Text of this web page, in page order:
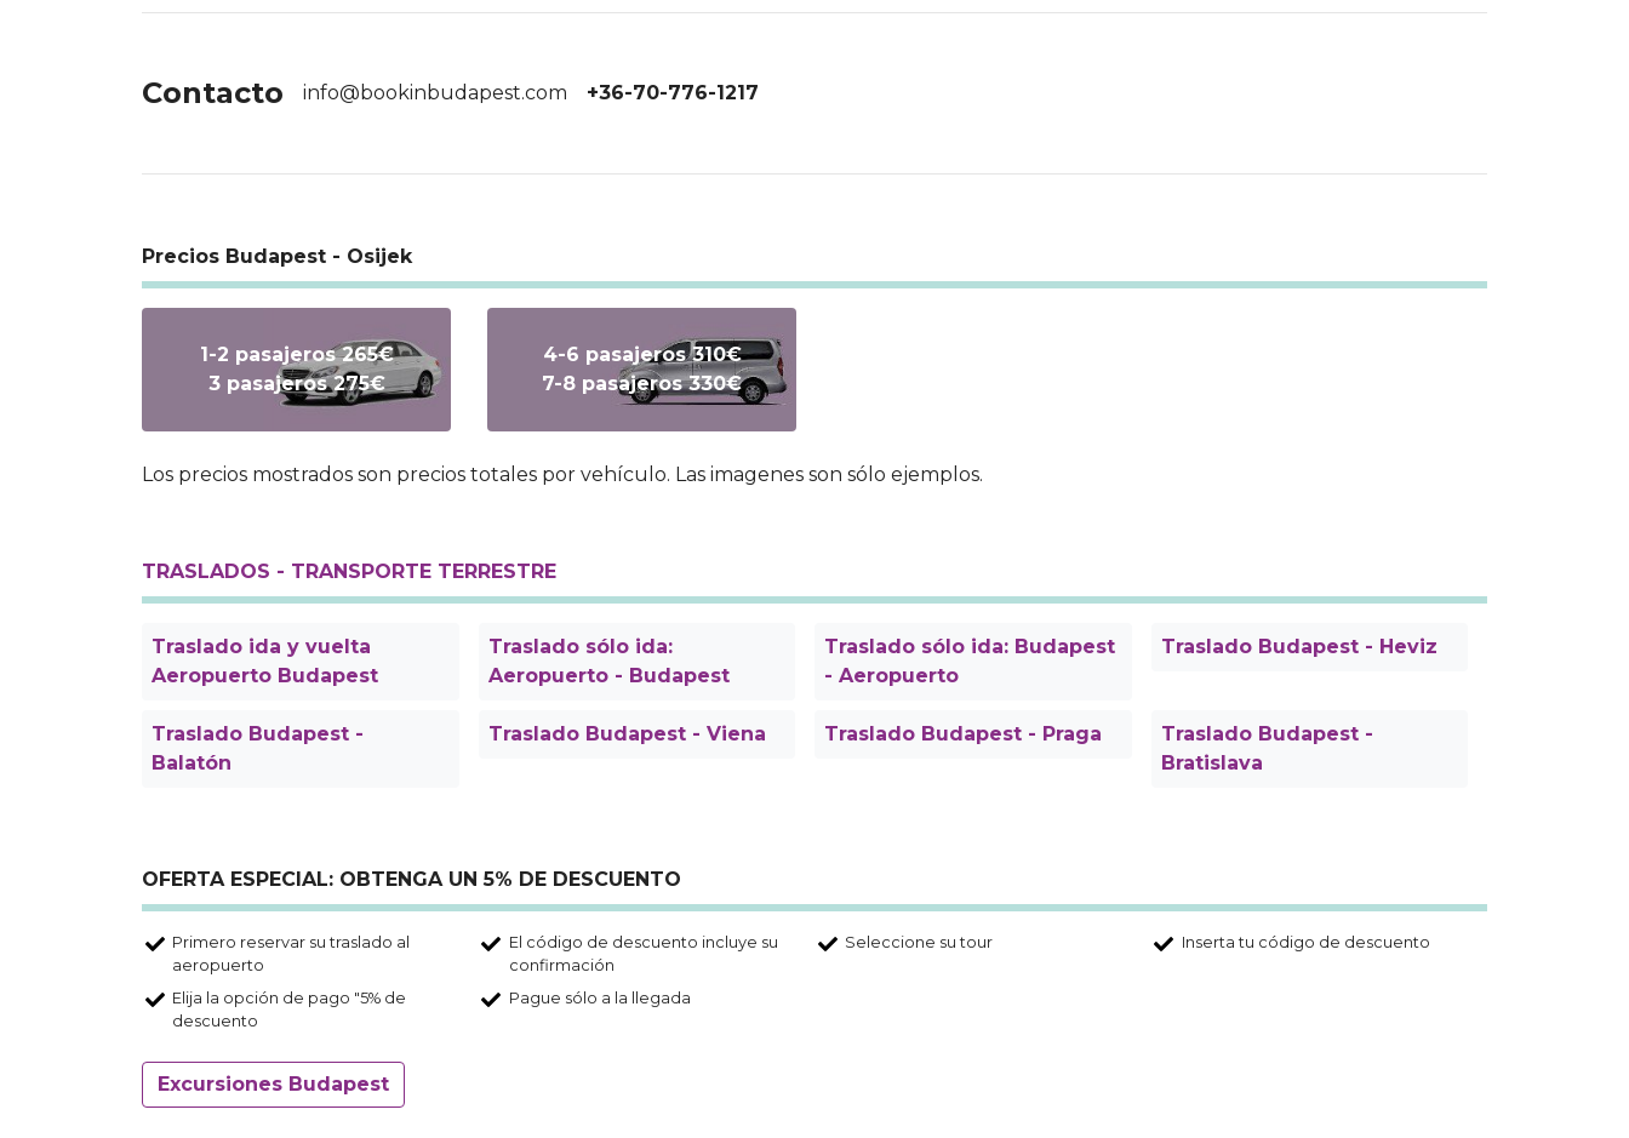
Contacto info@bookinbudapest.com +36-70-776-1217
Precios Budapest - Osijek
1-2 pasajeros 265€
3 pasajeros 275€
4-6 pasajeros 310€
7-8 pasajeros 330€
Los precios mostrados son precios totales por vehículo. Las imagenes son sólo ejemplos.
TRASLADOS - TRANSPORTE TERRESTRE
Traslado ida y vuelta
Aeropuerto Budapest
Traslado sólo ida:
Aeropuerto - Budapest
Traslado sólo ida: Budapest
- Aeropuerto
Traslado Budapest - Heviz
Traslado Budapest -
Balatón
Traslado Budapest - Viena Traslado Budapest - Praga
Traslado Budapest -
Bratislava
OFERTA ESPECIAL: OBTENGA UN 5% DE DESCUENTO
Primero reservar su traslado al
aeropuerto
El código de descuento incluye su
confirmación
Seleccione su tour Inserta tu código de descuento
Elija la opción de pago "5% de
descuento
Pague sólo a la llegada
Excursiones Budapest